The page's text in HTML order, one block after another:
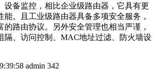
设备监控，相比企业级路由器，它具有更
能。且工业级路由器具备多项安全服务，
的路由协议。另外安全管理也相当严谨，
隔、访问控制、MAC地址过滤、防火墙设
admin 342